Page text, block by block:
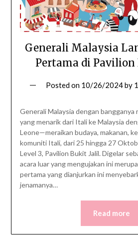
Generali Malaysia
Pertama di
Posted on 10/26/2024by
Generali Malaysia dengan bangganya
yang menarik dari Itali ke Malaysia
Leone—meraikan budaya, makanan,
komuniti Itali, dari 25 hingga 27
Level 3, Pavilion Bukit Jalil. Digelar
acara luar yang mengujakan ini
pertama yang dianjurkan ini
jenamanya…
Read more